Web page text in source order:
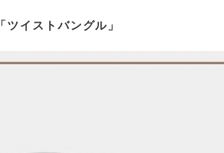
イストバングル」